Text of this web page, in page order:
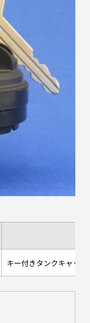
キー付きタンクキャッ